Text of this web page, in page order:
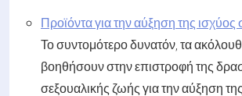
Προϊόντα για την αύξηση της ισχύος
Το συντομότερο δυνατόν, τα
βοηθήσουν στην επιστροφή της
σεξουαλικής ζωής για την αύξηση